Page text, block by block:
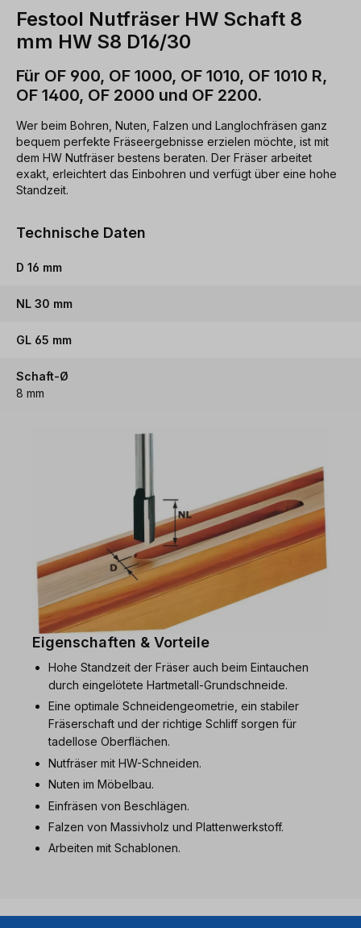
Festool Nutfräser HW Schaft 8
mm HW S8 D16/30
Für OF 900, OF 1000, OF 1010, OF 1010 R,
OF 1400, OF 2000 und OF 2200.
Wer beim Bohren, Nuten, Falzen und Langlochfräsen ganz
bequem perfekte Fräseergebnisse erzielen möchte, ist mit
dem HW Nutfräser bestens beraten. Der Fräser arbeitet
exakt, erleichtert das Einbohren und verfügt über eine hohe
Standzeit.
Technische Daten
D 16 mm
NL 30 mm
GL 65 mm
Schaft-Ø
8 mm
Eigenschaften & Vorteile
Hohe Standzeit der Fräser auch beim Eintauchen
durch eingelötete Hartmetall-Grundschneide.
Eine optimale Schneidengeometrie, ein stabiler
Fräserschaft und der richtige Schliff sorgen für
tadellose Oberflächen.
Nutfräser mit HW-Schneiden.
Nuten im Möbelbau.
Einfräsen von Beschlägen.
Falzen von Massivholz und Plattenwerkstoff.
Arbeiten mit Schablonen.